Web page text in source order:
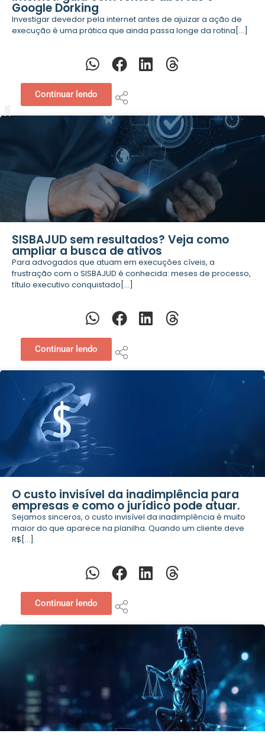
Google Dorking
Investigar devedor pela internet antes de ajuizar a ação de
execução é uma prática que ainda passa longe da rotina[...]
Continuar lendo
SISBAJUD sem resultados? Veja como
ampliar a busca de ativos
Para advogados que atuam em execuções cíveis, a
frustração com o SISBAJUD é conhecida: meses de processo,
título executivo conquistado[...]
Continuar lendo
O custo invisível da inadimplência para
empresas e como o jurídico pode atuar.
Sejamos sinceros, o custo invisível da inadimplência é muito
maior do que aparece na planilha. Quando um cliente deve
R$[...]
Continuar lendo